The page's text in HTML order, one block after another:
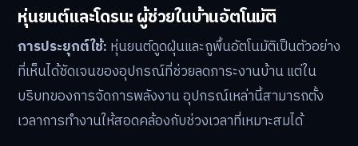
หุ่นยนต์และโดรน: ผู้ช่วยในบ้านอัตโนมัติ
การประยุกต์ใช้: หุ่นยนต์ดูดฝุ่นและถูพื้นอัตโนมัติเป็นตัวอย่าง
ที่เห็นได้ชัดเจนของอุปกรณ์ที่ช่วยลดภาระงานบ้าน แต่ใน
บริบทของการจัดการพลังงาน อุปกรณ์เหล่านี้สามารถตั้ง
เวลาการทำงานให้สอดคล้องกับช่วงเวลาที่เหมาะสมได้